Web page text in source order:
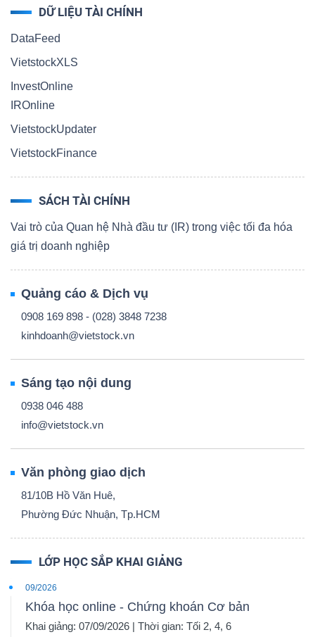
DỮ LIỆU TÀI CHÍNH
DataFeed
VietstockXLS
InvestOnline
IROnline
VietstockUpdater
VietstockFinance
SÁCH TÀI CHÍNH
Vai trò của Quan hệ Nhà đầu tư (IR) trong việc tối đa hóa
giá trị doanh nghiệp
Quảng cáo & Dịch vụ
0908 169 898 - (028) 3848 7238
kinhdoanh@vietstock.vn
Sáng tạo nội dung
0938 046 488
info@vietstock.vn
Văn phòng giao dịch
81/10B Hồ Văn Huê,
Phường Đức Nhuận, Tp.HCM
LỚP HỌC SẮP KHAI GIẢNG
09/2026
Khóa học online - Chứng khoán Cơ bản
Khai giảng: 07/09/2026 | Thời gian: Tối 2, 4, 6